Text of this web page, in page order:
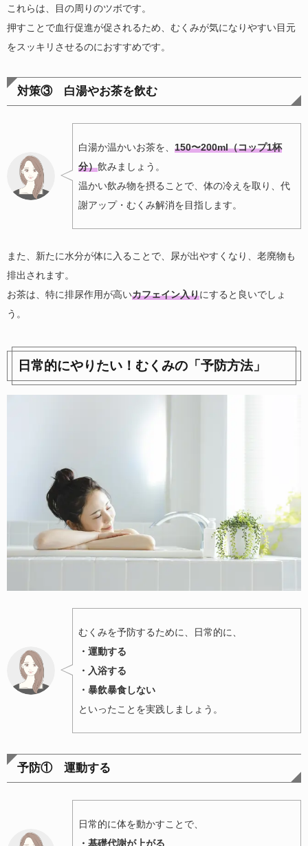
これらは、目の周りのツボです。
押すことで血行促進が促されるため、むくみが気になりやすい目元
をスッキリさせるのにおすすめです。
対策③ 白湯やお茶を飲む
白湯か温かいお茶を、 150〜200ml（コップ1杯
分）飲みましょう。
温かい飲み物を摂ることで、体の冷えを取り、代
謝アップ・むくみ解消を目指します。
また、新たに水分が体に入ることで、尿が出やすくなり、老廃物も
排出されます。
お茶は、特に排尿作用が高いカフェイン入りにすると良いでしょ
う。
日常的にやりたい！むくみの「予防方法」
むくみを予防するために、日常的に、
・運動する
・入浴する
・暴飲暴食しない
といったことを実践しましょう。
予防① 運動する
日常的に体を動かすことで、
・基礎代謝が上がる